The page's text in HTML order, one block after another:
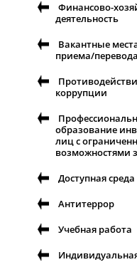
Финансово-
деятельность
Вакантные
приема/перевода
коррупции
образование
лиц с
возможностями
Доступная среда
Антитеррор
Учебная работа